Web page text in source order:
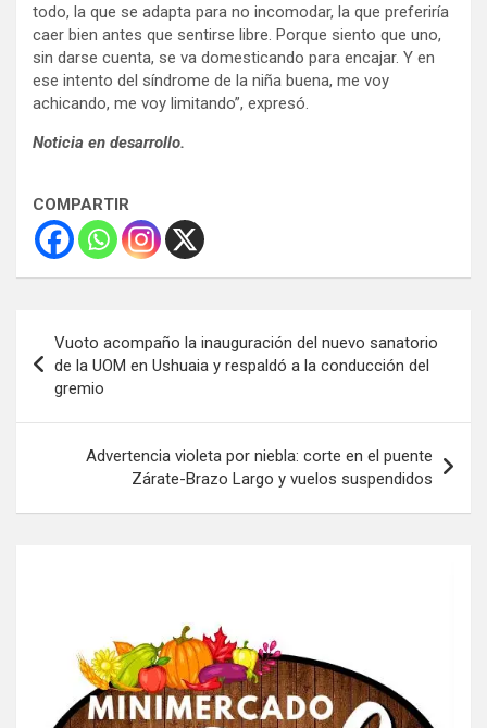
todo, la que se adapta para no incomodar, la que preferiría
caer bien antes que sentirse libre. Porque siento que uno,
sin darse cuenta, se va domesticando para encajar. Y en
ese intento del síndrome de la niña buena, me voy
achicando, me voy limitando”, expresó.
Noticia en desarrollo.
COMPARTIR
de
entradas
Vuoto acompaño la inauguración del nuevo sanatorio
de la UOM en Ushuaia y respaldó a la conducción del
gremio
Advertencia violeta por niebla: corte en el puente
Zárate-Brazo Largo y vuelos suspendidos